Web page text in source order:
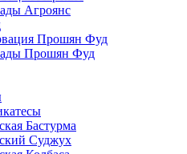
Агроянс
Прошян Фуд
Прошян Фуд
Бастурма
Суджух